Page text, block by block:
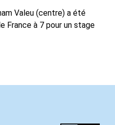
Valeu (centre) a été
France à 7 pour un stage